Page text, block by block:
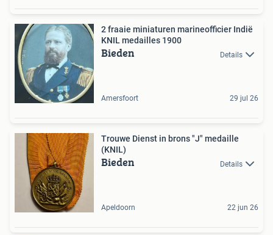
2 fraaie miniaturen marineofficier Indië
KNIL medailles 1900
Bieden Details
Amersfoort 29 jul 26
Trouwe Dienst in brons "J" medaille
(KNIL)
Bieden Details
Apeldoorn 22 jun 26